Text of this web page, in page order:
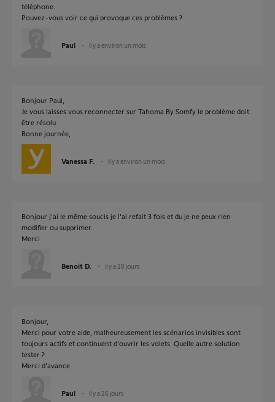
téléphone.
Pouvez-vous voir ce qui provoque ces problèmes ?
Paul il y a environ un mois
Bonjour Paul,
Je vous laisses vous reconnecter sur Tahoma By Somfy le problème doit
être résolu.
Bonne journée,
Vanessa F. il y a environ un mois
Bonjour j'ai le même soucis je l'ai refait 3 fois et du je ne peux rien
modifier ou supprimer.
Merci
Benoit D. il y a 28 jours
Bonjour,
Merci pour votre aide, malheureusement les scénarios invisibles sont
toujours actifs et continuent d'ouvrir les volets. Quelle autre solution
tester ?
Merci d'avance
Paul il y a 26 jours